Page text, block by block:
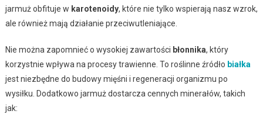
jarmuż obfituje w karotenoidy, które nie tylko wspierają nasz wzrok,
ale również mają działanie przeciwutleniające.
Nie można zapomnieć o wysokiej zawartości błonnika, który
korzystnie wpływa na procesy trawienne. To roślinne źródło białka
jest niezbędne do budowy mięśni i regeneracji organizmu po
wysiłku. Dodatkowo jarmuż dostarcza cennych minerałów, takich
jak: